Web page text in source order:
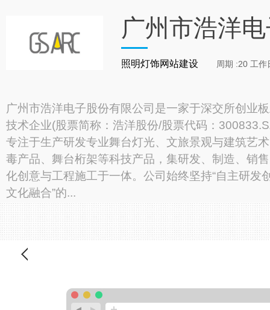
广州市浩洋
照明灯饰网站建设 周期 :20 工作
广州市浩洋电子股份有限公司是一家于深交所创业
技术企业(股票简称：浩洋股份/股票代码：
专注于生产研发专业舞台灯光、文旅景观与建筑艺
毒产品、舞台桁架等科技产品，集研发、制造、销
化创意与工程施工于一体。公司始终坚持“自主研发
文化融合”的...